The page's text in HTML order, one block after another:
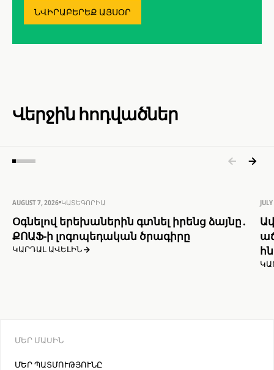
ՆՎԻՐԱԲԵՐԵՔ ԱՅՍՕՐ
Վերջին հոդվածներ
AUGUST 7, 2026 ԿԱՏԵԳՈՐԻԱ
Օգնելով երեխաներին գտնել իրենց ձայնը․
ՔՈԱՖ-ի լոգոպեդական ծրագիրը
ԿԱՐԴԱԼ ԱՎԵԼԻՆ
ՄԵՐ ՄԱՍԻՆ
ՄԵՐ ՊԱՏՄՈՒԹՅՈՒՆԸ